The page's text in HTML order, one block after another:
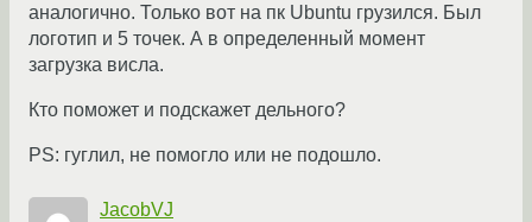
аналогично. Только вот на пк Ubuntu грузился. Был
логотип и 5 точек. А в определенный момент
загрузка висла.
Кто поможет и подскажет дельного?
PS: гуглил, не помогло или не подошло.
JacobVJ